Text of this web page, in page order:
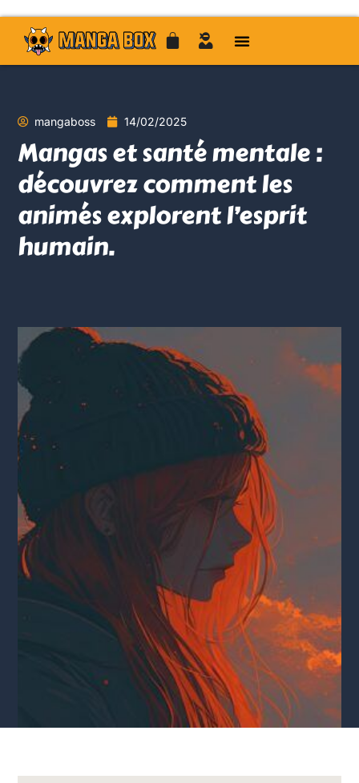
mangaboss 14/02/2025
Mangas et santé mentale :
découvrez comment les
animés explorent l’esprit
humain.